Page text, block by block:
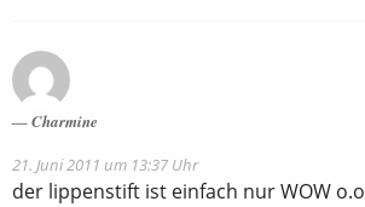
Charmine
21. Juni 2011 um 13:37 Uhr
der lippenstift ist einfach nur WOW o.o